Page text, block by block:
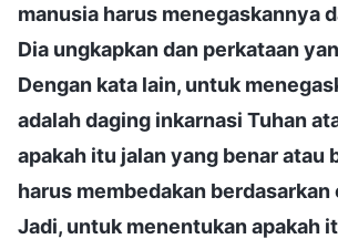
manusia harus menegaskannya
Dia ungkapkan dan perkataan
Dengan kata lain, untuk
adalah daging inkarnasi Tuhan
apakah itu jalan yang benar atau
harus membedakan
Jadi, untuk menentukan apakah